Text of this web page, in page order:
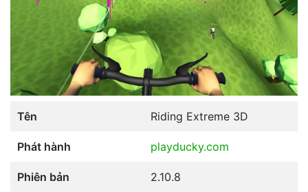
Tên Riding Extreme 3D
Phát hành playducky.com
Phiên bản 2.10.8